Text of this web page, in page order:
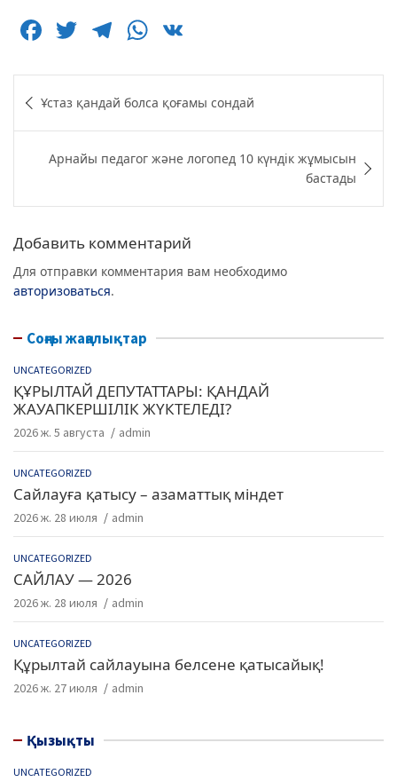
F
c
e
b
o
o
T
itt
er
T
e
g
ra
m
W
at
s
A
p
p
по Ұстаз қандай болса қоғамы сондай
Арнайы педагог және логопед 10 күндік жұмысын
бастады
Добавить комментарий
Для отправки комментария вам необходимо
авторизоваться.
Соңғы жаңалықтар
UNCATEGORIZED
ҚҰРЫЛТАЙ ДЕПУТАТТАРЫ: ҚАНДАЙ
ЖАУАПКЕРШІЛІК ЖҮКТЕЛЕДІ?
2026 ж. 5 августа admin
UNCATEGORIZED
Сайлауға қатысу – азаматтық міндет
2026 ж. 28 июля admin
UNCATEGORIZED
САЙЛАУ — 2026
2026 ж. 28 июля admin
UNCATEGORIZED
Құрылтай сайлауына белсене қатысайық!
2026 ж. 27 июля admin
Қызықты
UNCATEGORIZED